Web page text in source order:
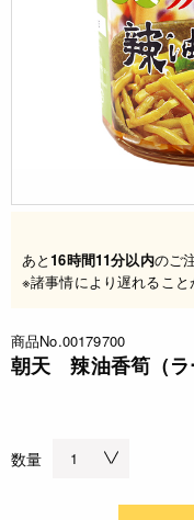
あと16時間11分以内のご
※諸事情により遅れること
商品No.00179700
朝天 辣油香筍（ラ
数量